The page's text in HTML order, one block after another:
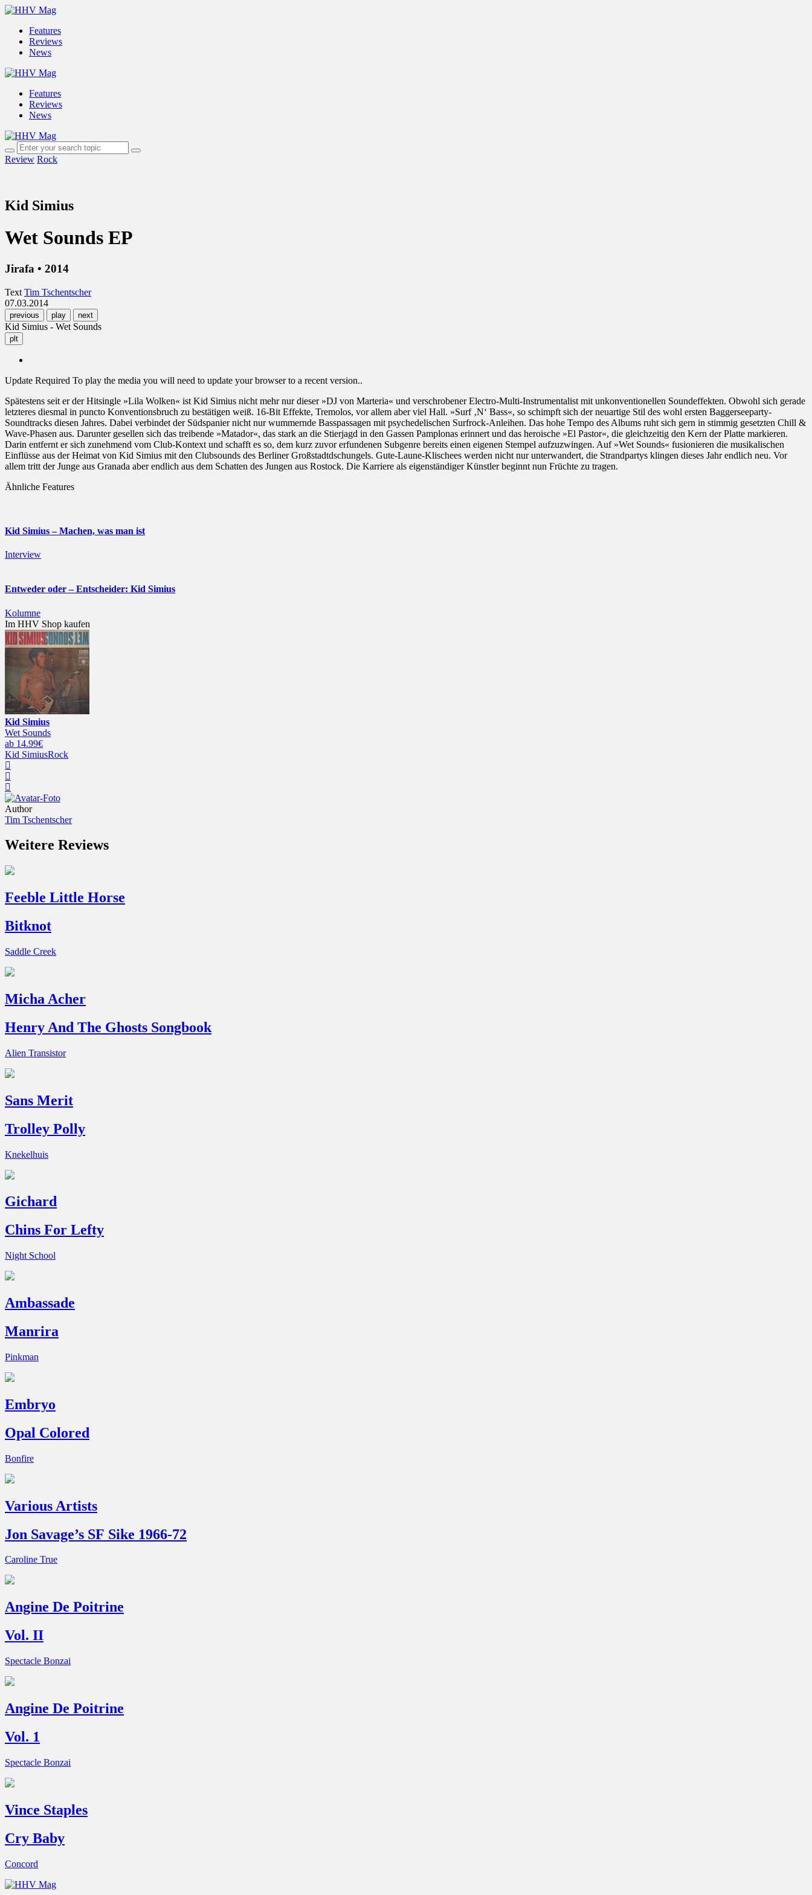
Features
Reviews
News
Features
Reviews
News
Review Rock
Kid Simius
Wet Sounds EP
Jirafa • 2014
Text Tim Tschentscher
07.03.2014
previous play next
Kid Simius - Wet Sounds
plt
Update Required To play the media you will need to update your browser to a recent version..
Spätestens seit er der Hitsingle »Lila Wolken« ist Kid Simius nicht mehr nur dieser »DJ von Marteria« und verschrobener Electro-Multi-Instrumentalist mit unkonventionellen Soundeffekten. Obwohl sich gerade
letzteres diesmal in puncto Konventionsbruch zu bestätigen weiß. 16-Bit Effekte, Tremolos, vor allem aber viel Hall. »Surf ‚N‘ Bass«, so schimpft sich der neuartige Stil des wohl ersten Baggerseeparty-
Soundtracks diesen Jahres. Dabei verbindet der Südspanier nicht nur wummernde Basspassagen mit psychedelischen Surfrock-Anleihen. Das hohe Tempo des Albums ruht sich gern in stimmig gesetzten Chill &
Wave-Phasen aus. Darunter gesellen sich das treibende »Matador«, das stark an die Stierjagd in den Gassen Pamplonas erinnert und das heroische »El Pastor«, die gleichzeitig den Kern der Platte markieren.
Darin entfernt er sich zunehmend vom Club-Kontext und schafft es so, dem kurz zuvor erfundenen Subgenre bereits einen eigenen Stempel aufzuzwingen. Auf »Wet Sounds« fusionieren die musikalischen
Einflüsse aus der Heimat von Kid Simius mit den Clubsounds des Berliner Großstadtdschungels. Gute-Laune-Klischees werden nicht nur unterwandert, die Strandpartys klingen dieses Jahr endlich neu. Vor
allem tritt der Junge aus Granada aber endlich aus dem Schatten des Jungen aus Rostock. Die Karriere als eigenständiger Künstler beginnt nun Früchte zu tragen.
Ähnliche Features
Kid Simius – Machen, was man ist
Interview
Entweder oder – Entscheider: Kid Simius
Kolumne
Im HHV Shop kaufen
Kid Simius
Wet Sounds
ab 14.99€
Kid SimiusRock
Author
Tim Tschentscher
Weitere Reviews
Feeble Little Horse
Bitknot
Saddle Creek
Micha Acher
Henry And The Ghosts Songbook
Alien Transistor
Sans Merit
Trolley Polly
Knekelhuis
Gichard
Chins For Lefty
Night School
Ambassade
Manrira
Pinkman
Embryo
Opal Colored
Bonfire
Various Artists
Jon Savage’s SF Sike 1966-72
Caroline True
Angine De Poitrine
Vol. II
Spectacle Bonzai
Angine De Poitrine
Vol. 1
Spectacle Bonzai
Vince Staples
Cry Baby
Concord